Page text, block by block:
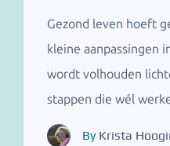
Gezond leven hoeft
kleine aanpassingen
wordt volhouden
stappen die wél
By Krista